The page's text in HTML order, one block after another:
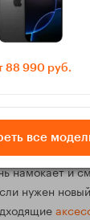
до
паузы.
(Sport
намокает и
нужен
88 990 руб.
все